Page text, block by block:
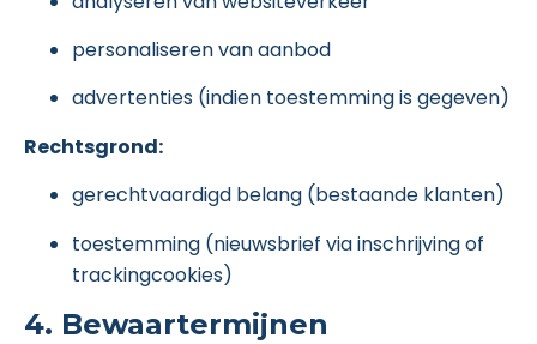
personaliseren van aanbod
advertenties (indien toestemming is gegeven)
Rechtsgrond:
gerechtvaardigd belang (bestaande klanten)
toestemming (nieuwsbrief via inschrijving of
trackingcookies)
4. Bewaartermijnen